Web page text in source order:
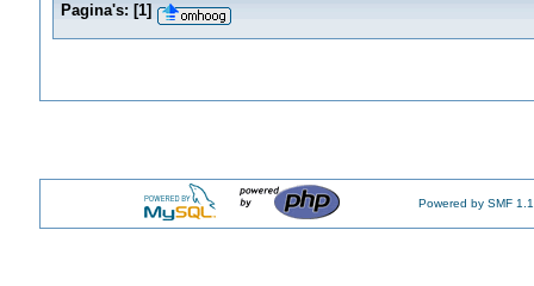
Pagina's: [1]
Powered by SMF